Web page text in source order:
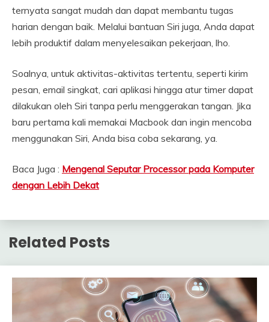
ternyata sangat mudah dan dapat membantu tugas
harian dengan baik. Melalui bantuan Siri juga, Anda dapat
lebih produktif dalam menyelesaikan pekerjaan, lho.
Soalnya, untuk aktivitas-aktivitas tertentu, seperti kirim
pesan, email singkat, cari aplikasi hingga atur timer dapat
dilakukan oleh Siri tanpa perlu menggerakan tangan. Jika
baru pertama kali memakai Macbook dan ingin mencoba
menggunakan Siri, Anda bisa coba sekarang, ya.
Baca Juga : Mengenal Seputar Processor pada Komputer
dengan Lebih Dekat
Related Posts